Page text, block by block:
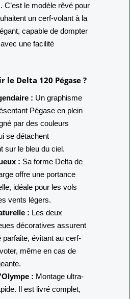
C’est le modèle rêvé pour
un cerf-volant à la
capable de dompter
une facilité
le Delta 120 Pégase ?
: Un graphisme
Pégase en plein
par des couleurs
se détachent
sur le bleu du ciel.
: Sa forme Delta de
offre une portance
idéale pour les vols
vents légers.
: Les deux
décoratives assurent
parfaite, évitant au cerf-
même en cas de
: Montage ultra-
Il est livré complet,